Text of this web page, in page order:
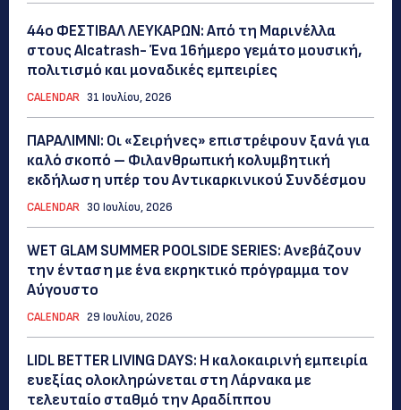
44ο ΦΕΣΤΙΒΑΛ ΛΕΥΚΑΡΩΝ: Από τη Μαρινέλλα
στους Alcatrash- Ένα 16ήμερο γεμάτο μουσική,
πολιτισμό και μοναδικές εμπειρίες
CALENDAR 31 Ιουλίου, 2026
ΠΑΡΑΛΙΜΝΙ: Οι «Σειρήνες» επιστρέφουν ξανά για
καλό σκοπό – Φιλανθρωπική κολυμβητική
εκδήλωση υπέρ του Αντικαρκινικού Συνδέσμου
CALENDAR 30 Ιουλίου, 2026
WET GLAM SUMMER POOLSIDE SERIES: Ανεβάζουν
την ένταση με ένα εκρηκτικό πρόγραμμα τον
Αύγουστο
CALENDAR 29 Ιουλίου, 2026
LIDL BETTER LIVING DAYS: Η καλοκαιρινή εμπειρία
ευεξίας ολοκληρώνεται στη Λάρνακα με
τελευταίο σταθμό την Αραδίππου